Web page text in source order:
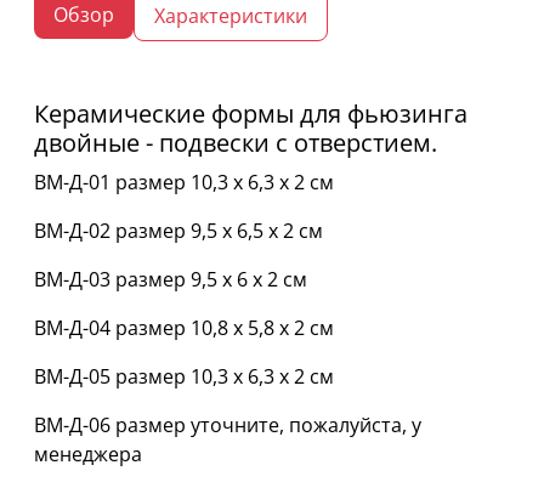
Обзор Характеристики
Керамические формы для фьюзинга
двойные - подвески с отверстием.
ВМ-Д-01 размер 10,3 х 6,3 х 2 см
ВМ-Д-02 размер 9,5 х 6,5 х 2 см
ВМ-Д-03 размер 9,5 х 6 х 2 см
ВМ-Д-04 размер 10,8 х 5,8 х 2 см
ВМ-Д-05 размер 10,3 х 6,3 х 2 см
ВМ-Д-06 размер уточните, пожалуйста, у
менеджера